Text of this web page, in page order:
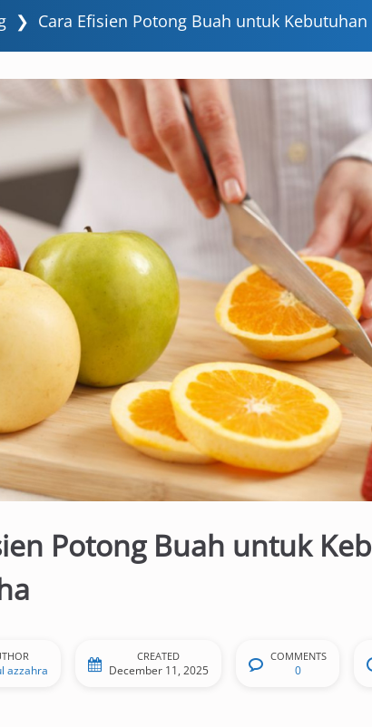
❯ Cara Efisien Potong Buah untuk
Potong Buah untuk
azzahra
CREATED
December 11, 2025
COMMENTS
0